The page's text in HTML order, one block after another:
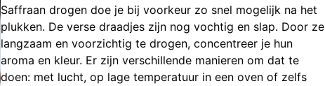
Saffraan drogen doe je bij voorkeur zo snel mogelijk na het
plukken. De verse draadjes zijn nog vochtig en slap. Door ze
langzaam en voorzichtig te drogen, concentreer je hun
aroma en kleur. Er zijn verschillende manieren om dat te
doen: met lucht, op lage temperatuur in een oven of zelfs